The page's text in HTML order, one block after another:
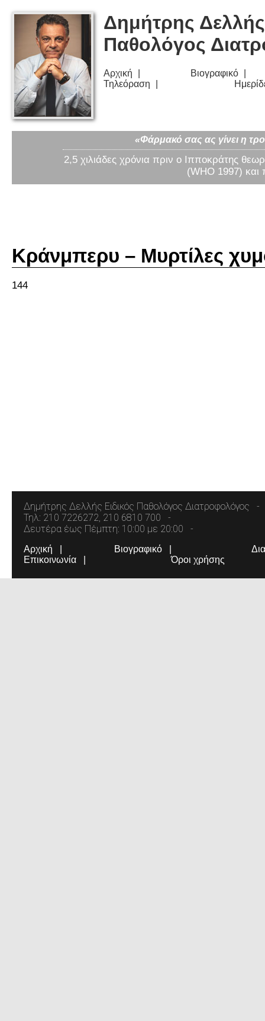
Δημήτρης
Παθολόγος
Αρχική
Βιογραφικό
Τηλεόραση
«Φάρμακό σας ας γίνει η
2,5 χιλιάδες χρόνια πριν ο Ιπποκράτης
(WHO 1997) και
Κράνμπερυ – Μυρτίλες
144
Δημήτρης Δελλής Ειδικός Παθολόγος Διατροφολόγος
Τηλ: 210 7226272, 210 6810 700
Δευτέρα έως Πέμπτη: 10:00 με 20:00
Αρχική Βιογραφικό
Επικοινωνία
Όροι χρήσης